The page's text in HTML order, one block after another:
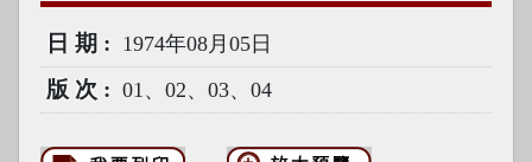
日期 1974年08月05日
版次 01、02、03、04